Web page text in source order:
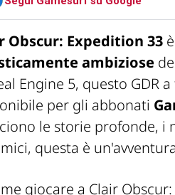
Obscur: Expedition 33
ambiziose
Engine 5, questo GDR
per gli abbonati
le storie profonde, i
questa è